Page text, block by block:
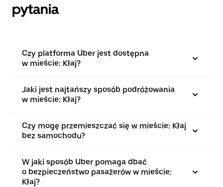
pytania
Czy platforma Uber jest dostępna
w mieście: Kłaj?
Jaki jest najtańszy sposób podróżowania
w mieście: Kłaj?
Czy mogę przemieszczać się w mieście: Kłaj
bez samochodu?
W jaki sposób Uber pomaga dbać
o bezpieczeństwo pasażerów w mieście:
Kłaj?